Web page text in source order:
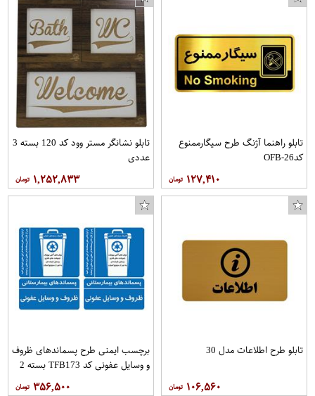
تابلو راهنما آژنگ طرح سیگارممنوع
کدOFB-26
۱۲۷,۴۱۰
تابلو نشانگر مستر وود کد 120 بسته 3
عددی
۱,۲۵۲,۸۳۳
تابلو طرح اطلاعات مدل 30
۱۰۶,۵۶۰
برچسب ایمنی طرح پسماندهای ظروف
و وسایل عفونی کد TFB173 بسته 2
۳۵۶,۵۰۰